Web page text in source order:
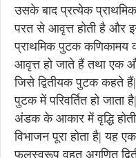
उसके बाद प्रत्येक
परत से आवृत्त होती है और
प्राथमिक पुटक
आवृत्त हो जाते हैं तथा एक
जिसे द्वितीयक पुटक कहते
पुटक में परिवर्तित हो
अंडक के आकार में वृद्धि
विभाजन पूरा होता है| यह
फलस्वरूप वृहत् अगुणित